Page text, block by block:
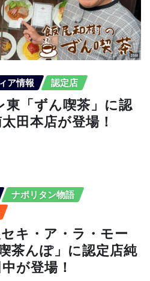
ア情報 認定店
「ずん喫茶」に認
田本店が登場！
ナポリタン物語
キ・ア・ラ・モー
茶んぽ」に認定店純
が登場！